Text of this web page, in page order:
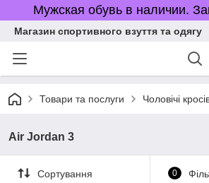
Мужская обувь в наличии.
Магазин спортивного взуття та одягу
Товари та послуги Чоловічі
Air Jordan 3
Сортування 0